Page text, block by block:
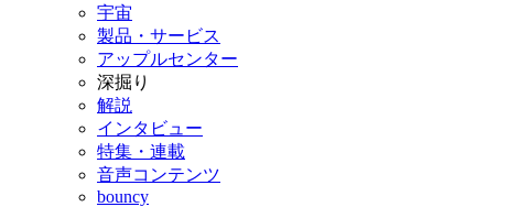
宇宙
製品・サービス
アップルセンター
深掘り
解説
インタビュー
特集・連載
音声コンテンツ
bouncy